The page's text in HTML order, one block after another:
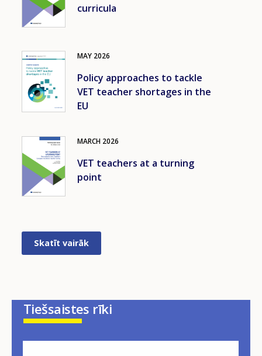
curricula
Image MAY 2026
Policy approaches to tackle
VET teacher shortages in the
EU
Image MARCH 2026
VET teachers at a turning
point
Skatīt vairāk
Tiešsaistes rīki